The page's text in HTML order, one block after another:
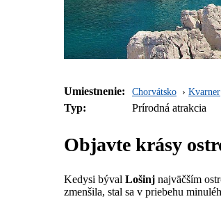
Umiestnenie: Chorvátsko Kvarner
Typ: Prírodná atrakcia
Objavte krásy
Kedysi býval Lošinj najväčším
zmenšila, stal sa v priebehu